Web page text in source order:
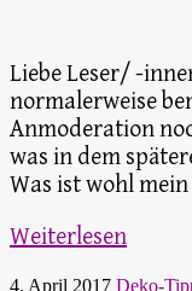
Liebe Leser/ -
normalerweise
Anmoderation
was in dem
Was ist wohl
Weiterlesen
4. April 2017 Deko-